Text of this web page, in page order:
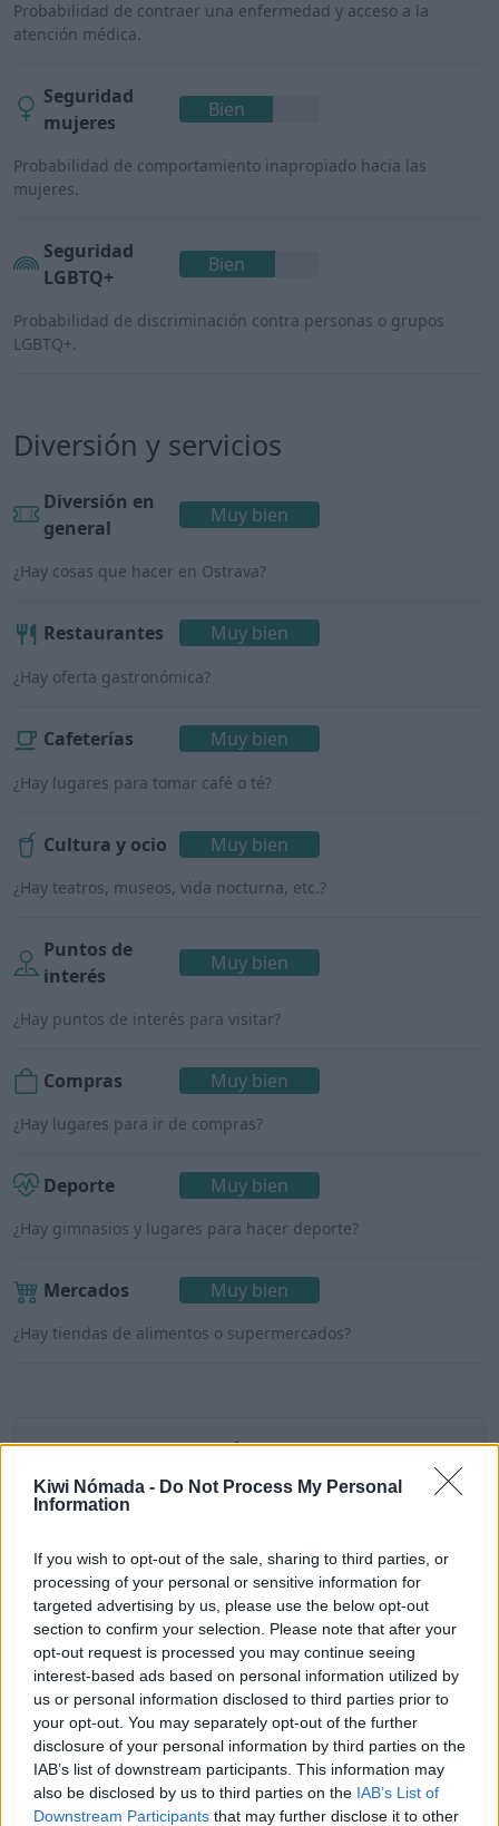
Kiwi Nómada - Do Not Process My Personal
Information
If you wish to opt-out of the sale, sharing to third parties, or
processing of your personal or sensitive information for
targeted advertising by us, please use the below opt-out
section to confirm your selection. Please note that after your
opt-out request is processed you may continue seeing
interest-based ads based on personal information utilized by
us or personal information disclosed to third parties prior to
your opt-out. You may separately opt-out of the further
disclosure of your personal information by third parties on the
IAB’s list of downstream participants. This information may
also be disclosed by us to third parties on the IAB’s List of
Downstream Participants that may further disclose it to other
Probabilidad de contraer una enfermedad y acceso a la
atención médica.
Seguridad
mujeres
Bien
Probabilidad de comportamiento inapropiado hacia las
mujeres.
Seguridad
LGBTQ+
Bien
Probabilidad de discriminación contra personas o grupos
LGBTQ+.
Diversión y servicios
Diversión en
general
Muy bien
¿Hay cosas que hacer en Ostrava?
Restaurantes Muy bien
¿Hay oferta gastronómica?
Cafeterías Muy bien
¿Hay lugares para tomar café o té?
Cultura y ocio Muy bien
¿Hay teatros, museos, vida nocturna, etc.?
Puntos de
interés
Muy bien
¿Hay puntos de interés para visitar?
Compras Muy bien
¿Hay lugares para ir de compras?
Deporte Muy bien
¿Hay gimnasios y lugares para hacer deporte?
Mercados Muy bien
¿Hay tiendas de alimentos o supermercados?
Ostrava para nómadas digitales
Una vez detallados los puntos anteriores, ¿Ostrava
Con una puntuación de 4,0/5,Ostrava es un buen
lugar para vivir como nómada digital.
Puntos a favor y puntos en
contra
A continuación, vamos a listar algunos puntos a
favor y puntos de Ostrava para vivir como nómada